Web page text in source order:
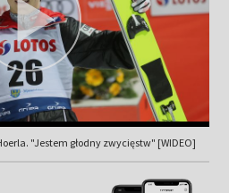
"Jestem głodny zwycięstw" [WIDEO]